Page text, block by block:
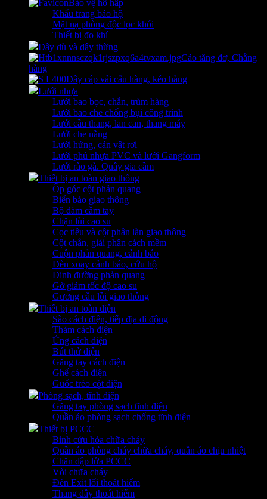
Bảo vệ hô hấp
Khẩu trang bảo hộ
Mặt nạ phòng độc lọc khói
Thiết bị đo khí
Dây dù và dây thừng
Cảo tăng đơ, Chằng
hàng
Dây cáp vải cẩu hàng, kéo hàng
Lưới nhựa
Lưới bao bọc, chắn, trùm hàng
Lưới bao che chống bụi công trình
Lưới cầu thang, lan can, thang máy
Lưới che nắng
Lưới hứng, cản vật rơi
Lưới phủ nhựa PVC và lưới Gangform
Lưới rào gà. Quây gia cầm
Thiết bị an toàn giao thông
Ốp góc cột phản quang
Biển báo giao thông
Bộ đàm cầm tay
Chặn lùi cao su
Cọc tiêu và cột phân làn giao thông
Cột chắn, giải phân cách mềm
Cuộn phản quang, cảnh báo
Đèn xoay cảnh báo, cứu hộ
Đinh đường phản quang
Gờ giảm tốc độ cao su
Gương cầu lồi giao thông
Thiết bị an toàn điện
Sào cách điện, tiếp địa di động
Thảm cách điện
Ủng cách điện
Bút thử điện
Găng tay cách điện
Ghế cách điện
Guốc trèo cột điện
Phòng sạch, tĩnh điện
Găng tay phòng sạch tĩnh điện
Quần áo phòng sạch chống tĩnh điện
Thiết bị PCCC
Bình cứu hỏa chữa cháy
Quần áo phòng cháy chữa cháy, quần áo chịu nhiệt
Chăn dập lửa PCCC
Vòi chữa cháy
Đèn Exit lối thoát hiểm
Thang dây thoát hiểm